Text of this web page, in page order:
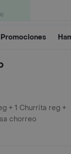
Promociones
+ 1 Churrita reg +
chorreo